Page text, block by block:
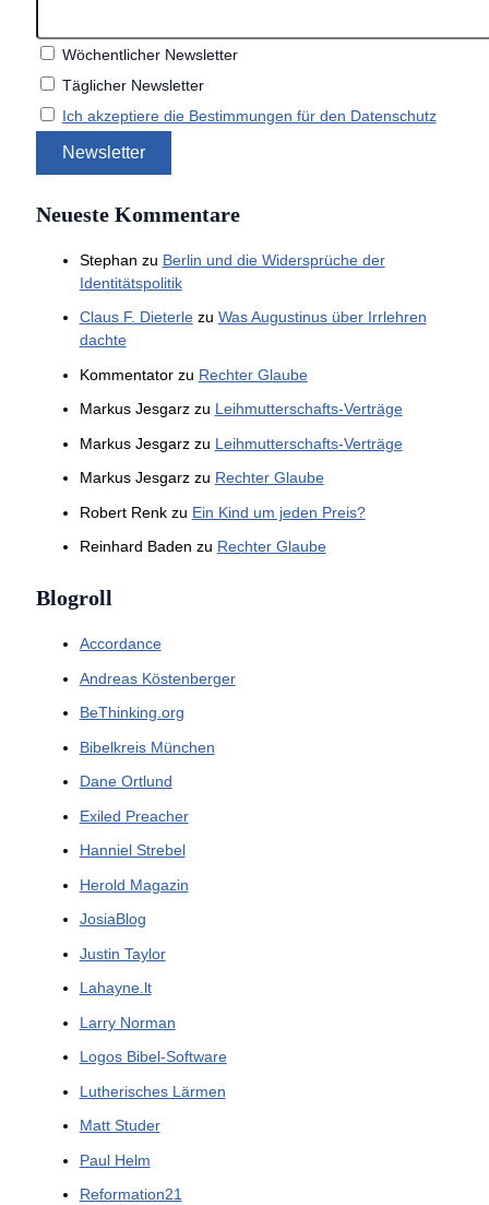
Wöchentlicher Newsletter
Täglicher Newsletter
Ich akzeptiere die Bestimmungen für den Datenschutz
Neueste Kommentare
Stephan zu Berlin und die Widersprüche der
Identitätspolitik
Claus F. Dieterlezu Was Augustinus über Irrlehren
dachte
Kommentatorzu Rechter Glaube
Markus Jesgarzzu Leihmutterschafts-Verträge
Markus Jesgarzzu Leihmutterschafts-Verträge
Markus Jesgarzzu Rechter Glaube
Robert Renkzu Ein Kind um jeden Preis?
Reinhard Baden zu Rechter Glaube
Blogroll
Accordance
Andreas Köstenberger
BeThinking.org
Bibelkreis München
Dane Ortlund
Exiled Preacher
Hanniel Strebel
Herold Magazin
JosiaBlog
Justin Taylor
Lahayne.lt
Larry Norman
Logos Bibel-Software
Lutherisches Lärmen
Matt Studer
Paul Helm
Reformation21